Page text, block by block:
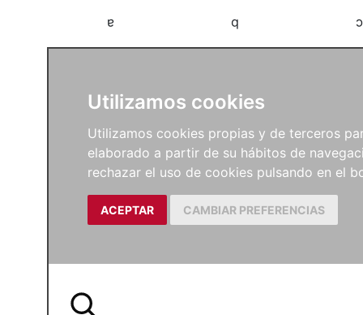
Utilizamos cookies
Utilizamos cookies propias y de terceros
elaborado a partir de su hábitos de
rechazar el uso de cookies pulsando en el
ACEPTAR CAMBIAR PREFERENCIAS
a b c